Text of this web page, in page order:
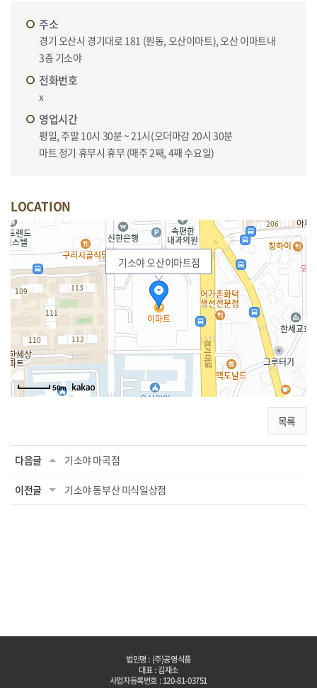
주소
경기 오산시 경기대로 181 (원동, 오산이마트), 오산 이마트내
3층 기소야
전화번호
x
영업시간
평일, 주말 10시 30분 ~ 21시(오더마감 20시 30분
마트 정기 휴무시 휴무 (매주 2째, 4째 수요일)
LOCATION
기소야 오산이마트점
50m
목록
다음글 기소야 마곡점
이전글 기소야 동부산 미식일상점
법인명 : (주)공영식품
대표 : 김재소
사업자등록번호 : 120-81-03751